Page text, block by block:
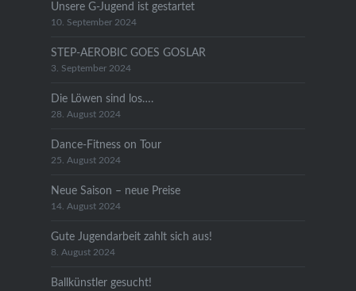
Unsere G-Jugend ist gestartet
10. September 2024
STEP-AEROBIC GOES GOSLAR
3. September 2024
Die Löwen sind los….
28. August 2024
Dance-Fitness on Tour
25. August 2024
Neue Saison – neue Preise
14. August 2024
Gute Jugendarbeit zahlt sich aus!
8. August 2024
Ballkünstler gesucht!